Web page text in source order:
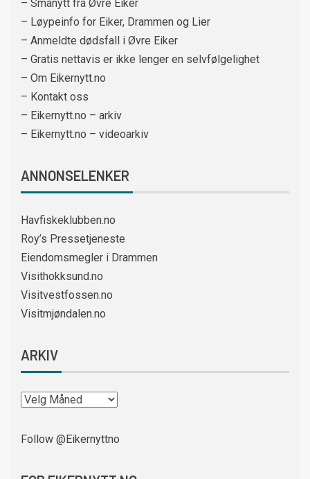
– Smånytt fra Øvre Eiker
– Løypeinfo for Eiker, Drammen og Lier
– Anmeldte dødsfall i Øvre Eiker
– Gratis nettavis er ikke lenger en selvfølgelighet
– Om Eikernytt.no
– Kontakt oss
– Eikernytt.no – arkiv
– Eikernytt.no – videoarkiv
ANNONSELENKER
Havfiskeklubben.no
Roy’s Pressetjeneste
Eiendomsmegler i Drammen
Visithokksund.no
Visitvestfossen.no
Visitmjøndalen.no
ARKIV
Follow @Eikernyttno